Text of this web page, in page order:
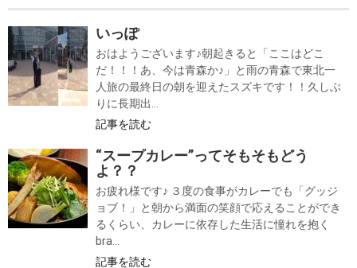
いっぽ
おはようございます♪朝起きると「ここはどこ
だ！！！あ、今は青森か♪」と雨の青森で東北一
人旅の最終日の朝を迎えたスズキです！！久しぶ
りに長期出...
記事を読む
“スープカレー”ってそもそもどう
よ？？
お疲れ様です♪ ３度の食事がカレーでも「グッジ
ョブ！」と朝から満面の笑顔で応えることができ
るくらい、カレーに依存した生活に憧れを抱く
bra...
記事を読む